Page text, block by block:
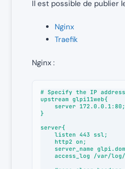
Il est possible de publier
Nginx
Traefik
Nginx :
# Specify the IP
upstream glpi11web{
}
server{